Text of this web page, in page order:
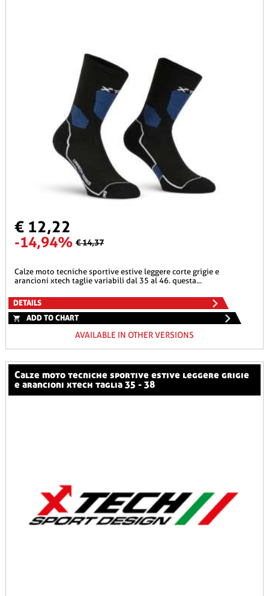
€ 12,22
-14,94% € 14,37
calze moto tecniche sportive estive leggere corte grigie e
arancioni xtech taglie variabili dal 35 al 46. questa...
DETAILS
ADD TO CHART
AVAILABLE IN OTHER VERSIONS
calze moto tecniche sportive estive leggere grigie
e arancioni xtech taglia 35 - 38